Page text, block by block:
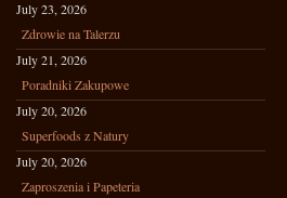
July 23, 2026
Zdrowie na Talerzu
July 21, 2026
Poradniki Zakupowe
July 20, 2026
Superfoods z Natury
July 20, 2026
Zaproszenia i Papeteria